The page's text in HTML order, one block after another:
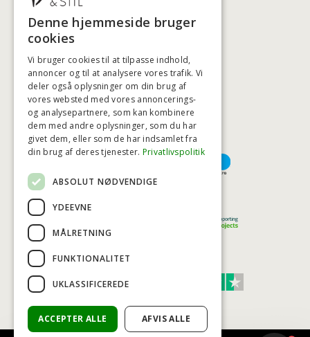
+45 3920 5084
HØJESTE KREDITVÆRDIGHED
BETALINGSMULIGHEDER
TRUST SCORE 4,7
Denne hjemmeside bruger
cookies
Vi bruger cookies til at tilpasse indhold,
annoncer og til at analysere vores trafik. Vi
deler også oplysninger om din brug af
vores websted med vores annoncerings-
og analysepartnere, som kan kombinere
dem med andre oplysninger, som du har
givet dem, eller som de har indsamlet fra
din brug af deres tjenester. Privatlivspolitik
ABSOLUT NØDVENDIGE
YDEEVNE
MÅLRETNING
FUNKTIONALITET
UKLASSIFICEREDE
ACCEPTER ALLE AFVIS ALLE